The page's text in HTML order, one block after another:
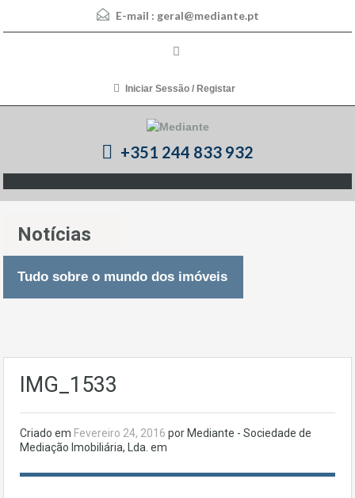
E-mail : geral@mediante.pt
Iniciar Sessão / Registar
+351 244 833 932
Notícias
Tudo sobre o mundo dos imóveis
IMG_1533
Criado em Fevereiro 24, 2016 por Mediante - Sociedade de
Mediação Imobiliária, Lda. em